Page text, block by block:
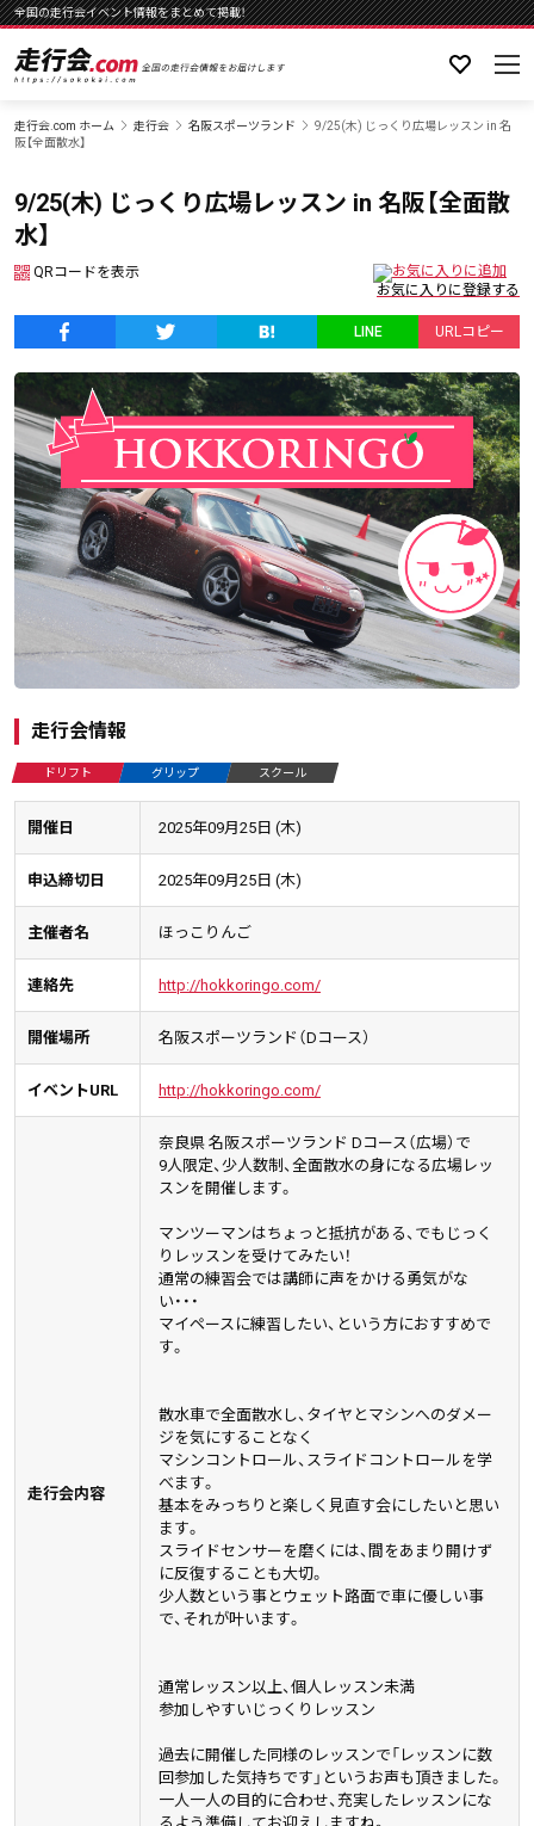
全国の走行会イベント情報をまとめて掲載！
走行会.com ホーム 走行会 名阪スポーツランド
9/25(木) じっくり広場レッスン in 名
阪【全面散水】
9/25(木) じっくり広場レッスン in 名阪【全面散
水】
QRコードを表示
LINE URLコピー
走行会情報
ドリフト グリップ スクール
開催日 2025年09月25日 (木)
申込締切日 2025年09月25日 (木)
主催者名 ほっこりんご
連絡先 http://hokkoringo.com/
開催場所 名阪スポーツランド（Dコース）
イベントURL http://hokkoringo.com/
走行会内容
奈良県 名阪スポーツランド Dコース（広場）で
9人限定、少人数制、全面散水の身になる広場レッ
スンを開催します。
マンツーマンはちょっと抵抗がある、でもじっく
りレッスンを受けてみたい！
通常の練習会では講師に声をかける勇気がな
い・・・
マイペースに練習したい、という方におすすめで
す。
散水車で全面散水し、タイヤとマシンへのダメー
ジを気にすることなく
マシンコントロール、スライドコントロールを学
べます。
基本をみっちりと楽しく見直す会にしたいと思い
ます。
スライドセンサーを磨くには、間をあまり開けず
に反復することも大切。
少人数という事とウェット路面で車に優しい事
で、それが叶います。
通常レッスン以上、個人レッスン未満
参加しやすいじっくりレッスン
過去に開催した同様のレッスンで「レッスンに数
回参加した気持ちです」というお声も頂きました。
一人一人の目的に合わせ、充実したレッスンにな